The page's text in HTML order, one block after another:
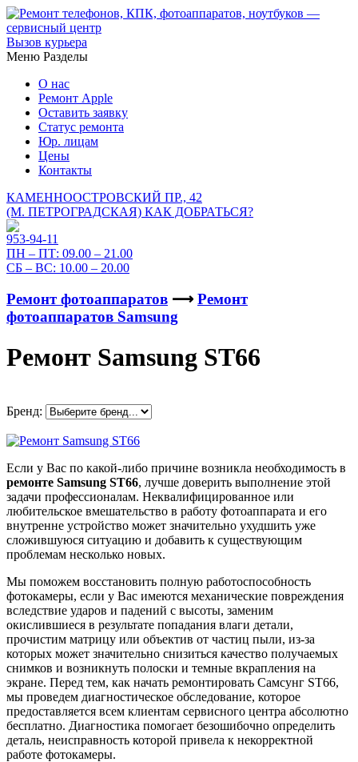
Вызов курьера
Меню Разделы
О нас
Ремонт Apple
Оставить заявку
Статус ремонта
Юр. лицам
Цены
Контакты
КАМЕННООСТРОВСКИЙ ПР., 42
(М. ПЕТРОГРАДСКАЯ) КАК ДОБРАТЬСЯ?
953-94-11
ПН – ПТ: 09.00 – 21.00
СБ – ВС: 10.00 – 20.00
Ремонт фотоаппаратов ⟶ Ремонт
фотоаппаратов Samsung
Ремонт Samsung ST66
Бренд:
Если у Вас по какой-либо причине возникла необходимость в
ремонте Samsung ST66, лучше доверить выполнение этой
задачи профессионалам. Неквалифицированное или
любительское вмешательство в работу фотоаппарата и его
внутренне устройство может значительно ухудшить уже
сложившуюся ситуацию и добавить к существующим
проблемам несколько новых.
Мы поможем восстановить полную работоспособность
фотокамеры, если у Вас имеются механические повреждения
вследствие ударов и падений с высоты, заменим
окислившиеся в результате попадания влаги детали,
прочистим матрицу или объектив от частиц пыли, из-за
которых может значительно снизиться качество получаемых
снимков и возникнуть полоски и темные вкрапления на
экране. Перед тем, как начать ремонтировать Самсунг ST66,
мы проведем диагностическое обследование, которое
предоставляется всем клиентам сервисного центра абсолютно
бесплатно. Диагностика помогает безошибочно определить
деталь, неисправность которой привела к некорректной
работе фотокамеры.